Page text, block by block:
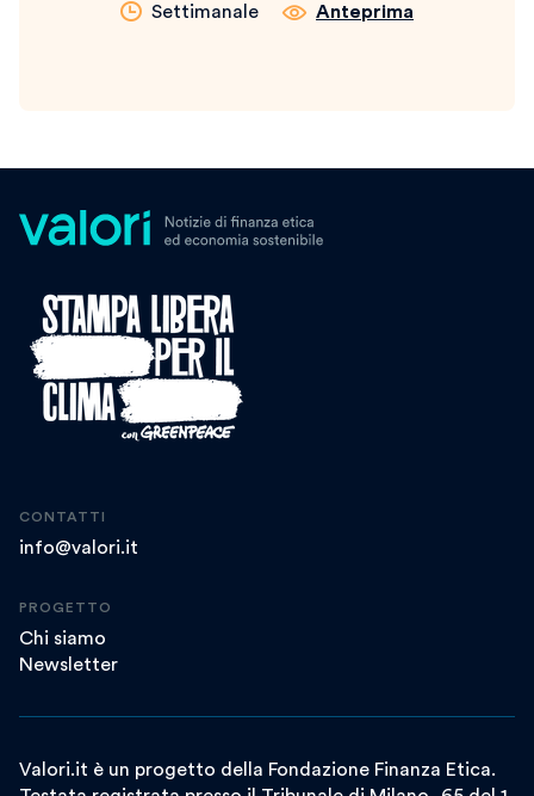
Settimanale Anteprima
CONTATTI
info@valori.it
PROGETTO
Chi siamo
Newsletter
Valori.it è un progetto della Fondazione Finanza Etica.